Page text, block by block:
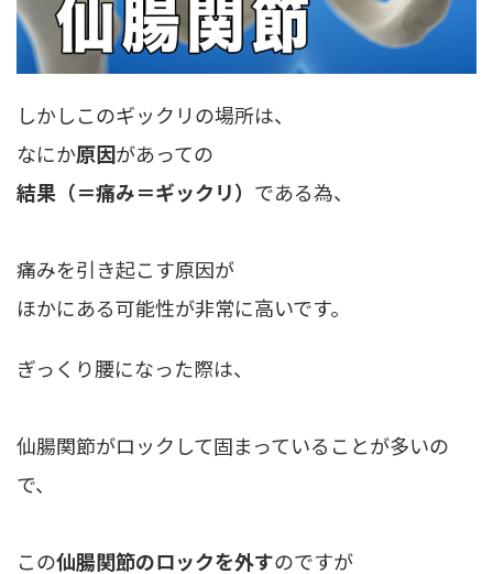
しかしこのギックリの場所は、
なにか原因があっての
結果（＝痛み＝ギックリ） である為、
痛みを引き起こす原因が
ほかにある可能性が非常に高いです。
ぎっくり腰になった際は、
仙腸関節がロックして固まっていることが多いの
で、
この仙腸関節のロックを外すのですが